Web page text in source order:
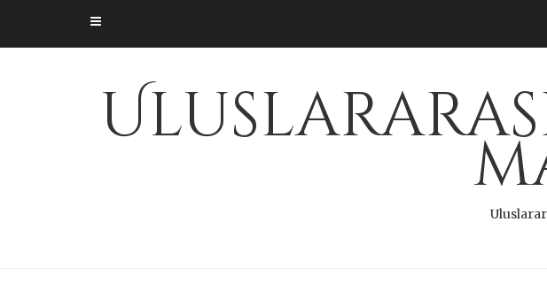
content
Uluslararası